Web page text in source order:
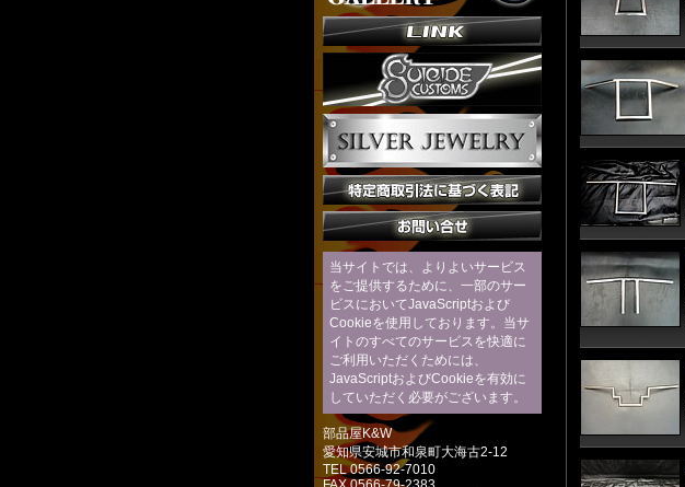
当サイトでは、よりよいサービス
をご提供するために、一部のサー
ビスにおいてJavaScriptおよび
Cookieを使用しております。当サ
イトのすべてのサービスを快適に
ご利用いただくためには、
JavaScriptおよびCookieを有効に
していただく必要がございます。
部品屋K&W
愛知県安城市和泉町大海古2-12
TEL 0566-92-7010